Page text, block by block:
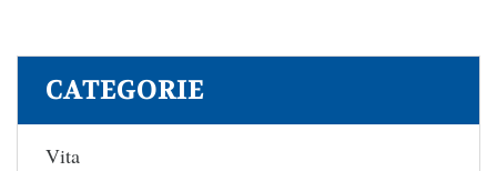
CATEGORIE
Vita